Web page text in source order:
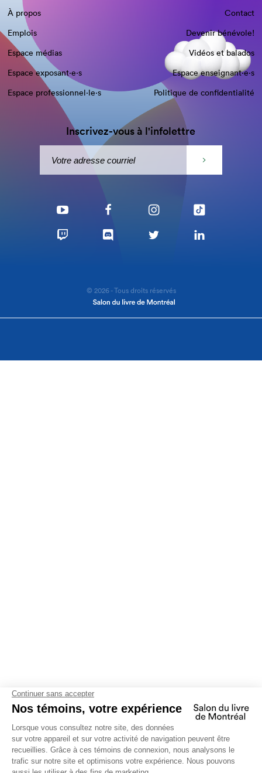
À propos
Contact
Emplois
Devenir bénévole!
Espace médias
Vidéos et balados
Espace exposant·e⋅s
Espace enseignant·e⋅s
Espace professionnel·le⋅s
Politique de confidentialité
Inscrivez-vous à l'infolettre
© 2026 - Tous droits réservés